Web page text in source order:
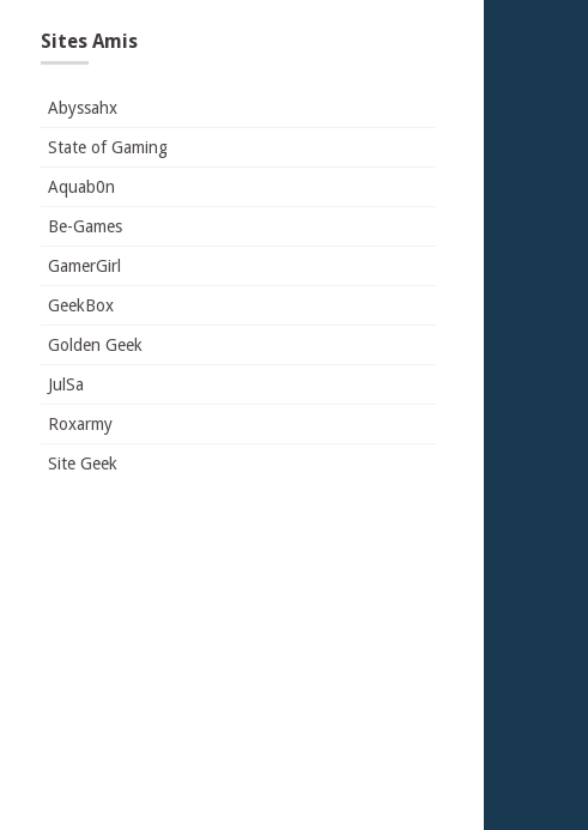
Sites Amis
Abyssahx
State of Gaming
Aquab0n
Be-Games
GamerGirl
GeekBox
Golden Geek
JulSa
Roxarmy
Site Geek